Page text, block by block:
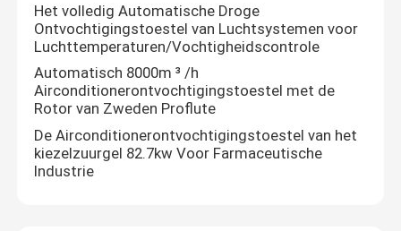
Het volledig Automatische Droge
Ontvochtigingstoestel van Luchtsystemen voor
Luchttemperaturen/Vochtigheidscontrole
Automatisch 8000m ³ /h
Airconditionerontvochtigingstoestel met de
Rotor van Zweden Proflute
De Airconditionerontvochtigingstoestel van het
kiezelzuurgel 82.7kw Voor Farmaceutische
Industrie